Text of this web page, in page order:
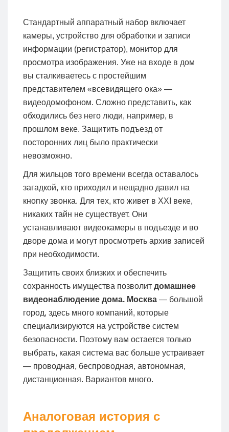
Стандартный аппаратный набор включает
камеры, устройство для обработки и записи
информации (регистратор), монитор для
просмотра изображения. Уже на входе в дом
вы сталкиваетесь с простейшим
представителем «всевидящего ока» —
видеодомофоном. Сложно представить, как
обходились без него люди, например, в
прошлом веке. Защитить подъезд от
посторонних лиц было практически
невозможно.
Для жильцов того времени всегда оставалось
загадкой, кто приходил и нещадно давил на
кнопку звонка. Для тех, кто живет в XXI веке,
никаких тайн не существует. Они
устанавливают видеокамеры в подъезде и во
дворе дома и могут просмотреть архив записей
при необходимости.
Защитить своих близких и обеспечить
сохранность имущества позволит домашнее
видеонаблюдение дома. Москва — большой
город, здесь много компаний, которые
специализируются на устройстве систем
безопасности. Поэтому вам остается только
выбрать, какая система вас больше устраивает
— проводная, беспроводная, автономная,
дистанционная. Вариантов много.
Аналоговая история с